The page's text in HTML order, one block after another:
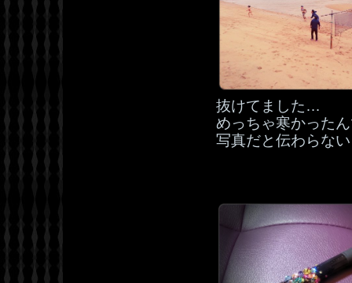
抜けてました…
めっちゃ寒かった
写真だと伝わらな